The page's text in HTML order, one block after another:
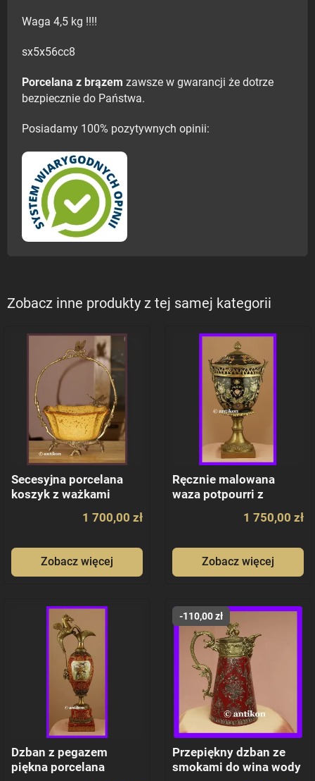
Waga 4,5 kg !!!!
sx5x56cc8
Porcelana z brązem zawsze w gwarancji że dotrze
bezpiecznie do Państwa.
Posiadamy 100% pozytywnych opinii:
Zobacz inne produkty z tej samej kategorii
Secesyjna porcelana
koszyk z ważkami
1 700,00 zł
Zobacz więcej
Ręcznie malowana
waza potpourri z
1 750,00 zł
Zobacz więcej
Dzban z pegazem
piękna porcelana
-110,00 zł
Przepiękny dzban ze
smokami do wina wody